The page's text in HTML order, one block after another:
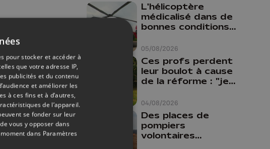
05/08/2026
L'hélicoptère
médicalisé dans de
bonnes conditions à
04/08/2026
Ces profs perdent
leur boulot à cause
de la réforme : "je
comme prof que
comme
pharmacienne"
Des places de
pompiers
volontaires
pour stocker et accéder à
que votre adresse IP,
publicités et du contenu
et améliorer les
à ces fins et à d’autres,
de l’appareil.
se fonder sur leur
vous y opposer dans
dans Paramètres